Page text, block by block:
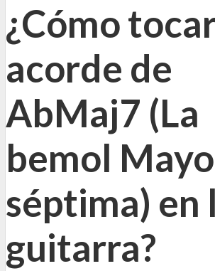
¿Cómo
acorde de
AbMaj7 (La
bemol
séptima) en
guitarra?